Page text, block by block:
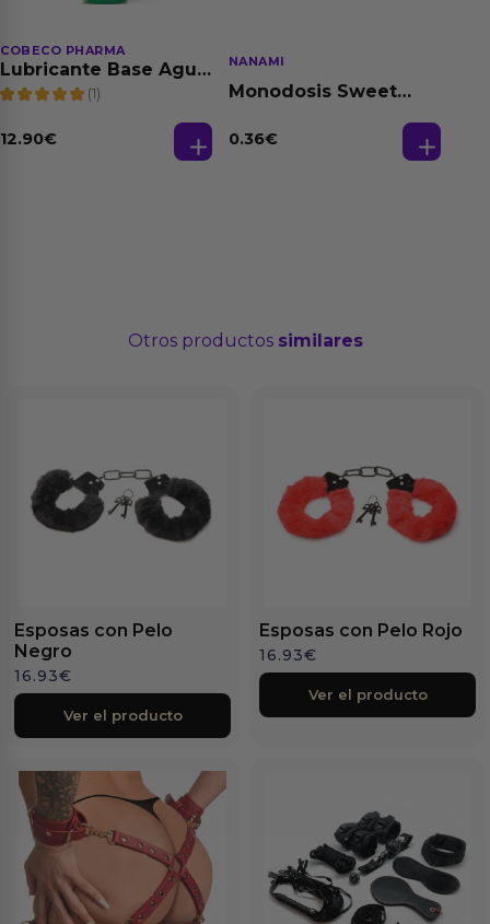
COBECO PHARMA
Lubricante Base Agua
100% Natural 125 ml
(1)
12.90€
NANAMI
Monodosis Sweet
0.36€
Otros productos similares
Esposas con Pelo
Negro
16.93€
Ver el producto
Esposas con Pelo Rojo
16.93€
Ver el producto